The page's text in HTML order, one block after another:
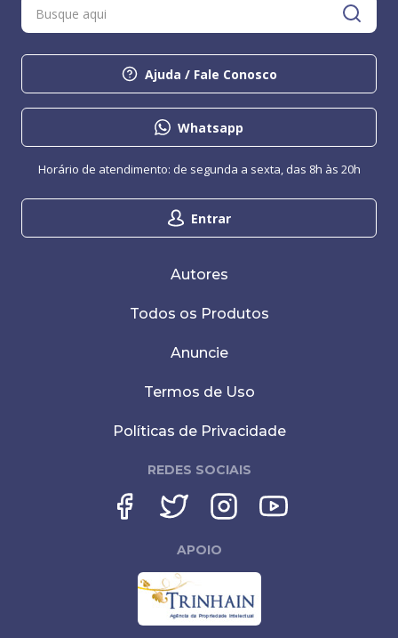
Ajuda / Fale Conosco
Whatsapp
Entrar
Horário de atendimento: de segunda a sexta, das 8h às 20h
Autores
Todos os Produtos
Anuncie
Termos de Uso
Políticas de Privacidade
REDES SOCIAIS
APOIO